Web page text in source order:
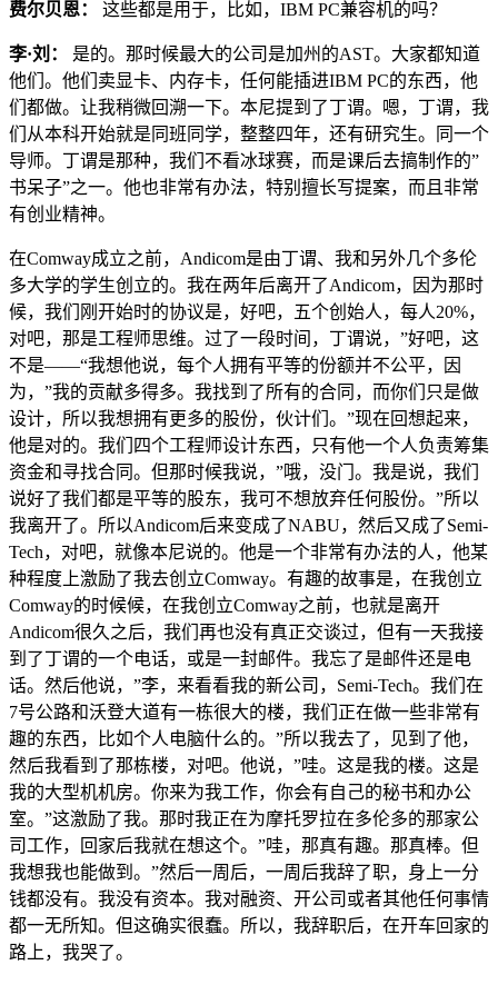
费尔贝恩： 这些都是用于，比如，IBM PC兼容机的吗？
李·刘：
是的。那时候最大的公司是加州的AST。大家都知道
他们。他们卖显卡、内存卡，任何能插进IBM PC的东西，他
们都做。让我稍微回溯一下。本尼提到了丁谓。嗯，丁谓，我
们从本科开始就是同班同学，整整四年，还有研究生。同一个
导师。丁谓是那种，我们不看冰球赛，而是课后去搞制作的”
书呆子”之一。他也非常有办法，特别擅长写提案，而且非常
有创业精神。
在Comway成立之前，Andicom是由丁谓、我和另外几个多伦
多大学的学生创立的。我在两年后离开了Andicom，因为那时
候，我们刚开始时的协议是，好吧，五个创始人，每人20%，
对吧，那是工程师思维。过了一段时间，丁谓说，”好吧，这
不是——“我想他说，每个人拥有平等的份额并不公平，因
为，”我的贡献多得多。我找到了所有的合同，而你们只是做
设计，所以我想拥有更多的股份，伙计们。”现在回想起来，
他是对的。我们四个工程师设计东西，只有他一个人负责筹集
资金和寻找合同。但那时候我说，”哦，没门。我是说，我们
说好了我们都是平等的股东，我可不想放弃任何股份。”所以
我离开了。所以Andicom后来变成了NABU，然后又成了Semi-
Tech，对吧，就像本尼说的。他是一个非常有办法的人，他某
种程度上激励了我去创立Comway。有趣的故事是，在我创立
Comway的时候候，在我创立Comway之前，也就是离开
Andicom很久之后，我们再也没有真正交谈过，但有一天我接
到了丁谓的一个电话，或是一封邮件。我忘了是邮件还是电
话。然后他说，”李，来看看我的新公司，Semi-Tech。我们在
7号公路和沃登大道有一栋很大的楼，我们正在做一些非常有
趣的东西，比如个人电脑什么的。”所以我去了，见到了他，
然后我看到了那栋楼，对吧。他说，”哇。这是我的楼。这是
我的大型机机房。你来为我工作，你会有自己的秘书和办公
室。”这激励了我。那时我正在为摩托罗拉在多伦多的那家公
司工作，回家后我就在想这个。”哇，那真有趣。那真棒。但
我想我也能做到。”然后一周后，一周后我辞了职，身上一分
钱都没有。我没有资本。我对融资、开公司或者其他任何事情
都一无所知。但这确实很蠢。所以，我辞职后，在开车回家的
路上，我哭了。